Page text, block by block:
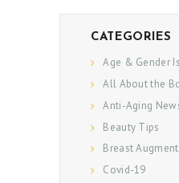
CATEGORIES
Age & Gender
All About the
Anti-Aging
Beauty Tips
Breast
Covid-19